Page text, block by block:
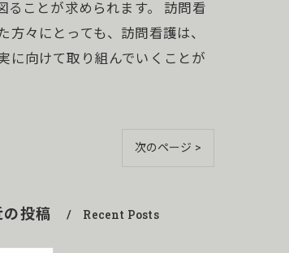
ることが求められます。 訪問看
々にとっても、訪問看護は、
に向けて取り組んでいくことが
次のページ >
投稿 Recent Posts